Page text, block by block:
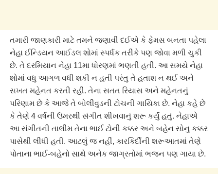
તમારી જાણકારી માટે તમને જણાવી દઈએ કે ફેમસ બનતા પહેલા
નેહા ઈન્ડિયન આઈડલ શોમાં સ્પર્ધક તરીકે પણ જોવા મળી ચુકી
છે. તે દરમિયાન નેહા 11મા ધોરણમાં ભણતી હતી. આ સમયે નેહા
શોમાં વધુ આગળ વધી શકી ન હતી પરંતુ તે હતાશ ન થઈ અને
સખત મહેનત કરતી રહી. તેના સતત રિયાસ અને મહેનતનું
પરિણામ છે કે આજે તે બોલીવુડની ટોચની ગાયિકા છે. નેહા કહે છે
કે તેણે 4 વર્ષની ઉંમરથી સંગીત શીખવાનું શરૂ કર્યું હતું. નેહાએ
આ સંગીતની તાલીમ તેના ભાઈ ટોની કક્કર અને બહેન સોનુ કક્કર
પાસેથી લીધી હતી. આટલું જ નહીં, કારકિર્દીની શરૂઆતમાં તેણે
પોતાના ભાઈ-બહેનો સાથે અનેક જાગ્રતોમાં ભજન પણ ગાયા છે.